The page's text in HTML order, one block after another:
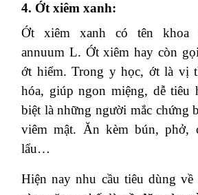
4. Ớt xiêm xanh:
Ớt xiêm xanh có tên khoa
annuum L. Ớt xiêm hay còn
ớt hiểm. Trong y học, ớt là vị
hóa, giúp ngon miệng, dễ tiêu
biệt là những người mắc chứng
viêm mật. Ăn kèm bún, phở,
lẩu…
Hiện nay nhu cầu tiêu dùng về